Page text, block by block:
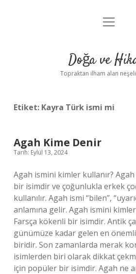
Anasayfa
Yasal Uyarı
menüyü
Doğa ve
Topraktan ilham alan
Etiket: Kayra Türk ismi mi
Agah Kime Denir
Tarih: Eylül 13, 2024
Agah ismini kimler kullanır?
bir isimdir ve çoğunlukla erkek
kullanılır. Agah ismi “bilen”,
anlamına gelir. Agah ismini
Farsça kökenli bir isimdir. Antik
günümüze kadar gelen en
biridir. Son zamanlarda merak
isimlerden biri olarak dikkat
için popüler bir isimdir. Agah ne